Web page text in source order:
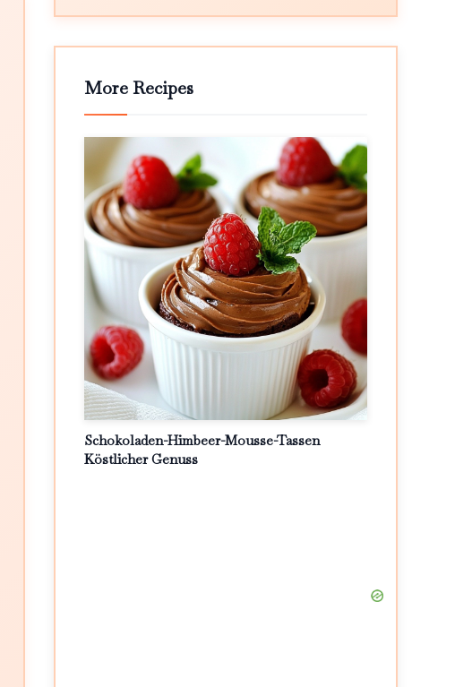
More Recipes
Schokoladen-Himbeer-Mousse-Tassen
Köstlicher Genuss